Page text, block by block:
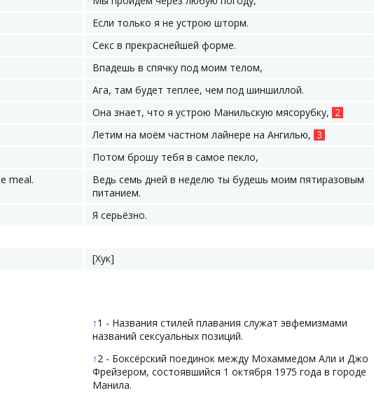
Если только я не устрою шторм.
Секс в прекраснейшей форме.
Впадешь в спячку под моим телом,
Ага, там будет теплее, чем под шиншиллой.
Она знает, что я устрою Манильскую мясорубку, 2
Летим на моём частном лайнере на Ангилью, 3
Потом брошу тебя в самое пекло,
meal.
Ведь семь дней в неделю ты будешь моим пятиразовым
питанием.
Я серьёзно.
[Хук]
↑1 - Названия стилей плавания служат эвфемизмами
названий сексуальных позиций.
↑2 - Боксёрский поединок между Мохаммедом Али и Джо
Фрейзером, состоявшийся 1 октября 1975 года в городе
Манила.